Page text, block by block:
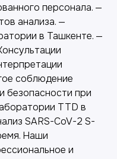
персонала. —
анализа. —
в Ташкенте. —
соблюдение
безопасности при
TTD в
SARS-CoV-2 S-
Наши
и